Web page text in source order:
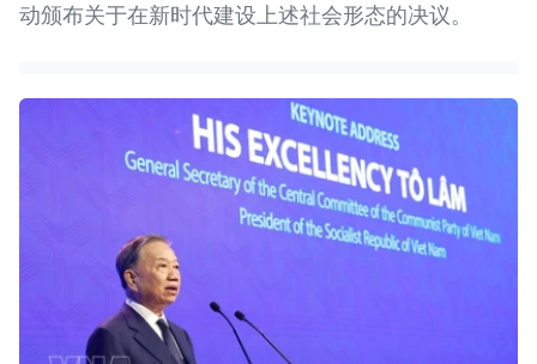
动颁布关于在新时代建设上述社会形态的决议。